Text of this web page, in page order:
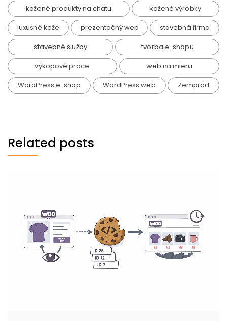
kožené produkty na chatu
kožené výrobky
luxusné kože
prezentačný web
stavebná firma
stavebné služby
tvorba e-shopu
výkopové práce
web na mieru
WordPress e-shop
WordPress web Zemprad
Related posts